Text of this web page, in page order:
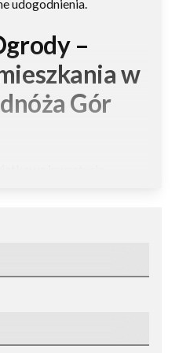
udogodnienia.
–
w
Gór
inwestycja
standard wykończenia
co dzień.